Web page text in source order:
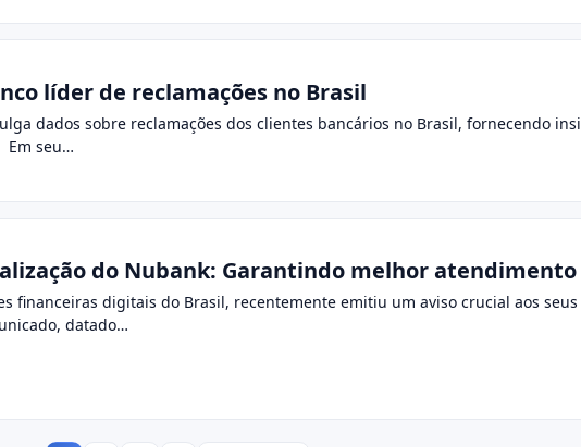
líder de reclamações no Brasil
dados sobre reclamações dos clientes bancários no Brasil, fornecendo
Em seu…
do Nubank: Garantindo melhor atendimento
financeiras digitais do Brasil, recentemente emitiu um aviso crucial aos
datado…